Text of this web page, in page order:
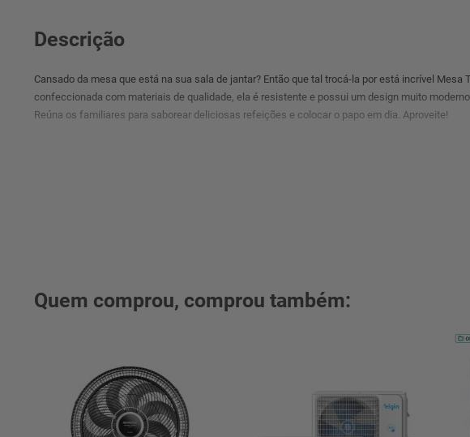
Descrição
Cansado da mesa que está na sua sala de jantar? Então que tal trocá-la por está incrível Mesa
confeccionada com materiais de qualidade, ela é resistente e possui um design muito
Reúna os familiares para saborear deliciosas refeições e colocar o papo em dia. Aproveite!
Quem comprou, comprou também: